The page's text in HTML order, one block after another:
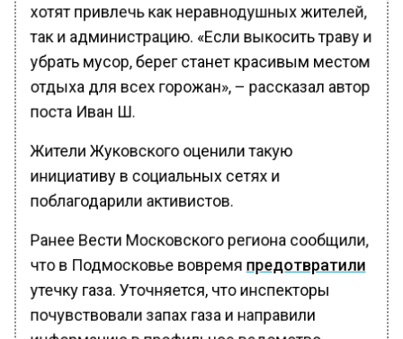
хотят привлечь как неравнодушных жителей,
так и администрацию. «Если выкосить траву и
убрать мусор, берег станет красивым местом
отдыха для всех горожан», – рассказал автор
поста Иван Ш.
Жители Жуковского оценили такую
инициативу в социальных сетях и
поблагодарили активистов.
Ранее Вести Московского региона сообщили,
что в Подмосковье вовремя предотвратили
утечку газа. Уточняется, что инспекторы
почувствовали запах газа и направили